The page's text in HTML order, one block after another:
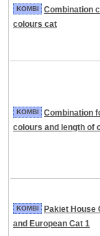
KOMBI
Combination
colours cat
KOMBI
Combination
colours and length of
KOMBI
Pakiet House
and European Cat 1